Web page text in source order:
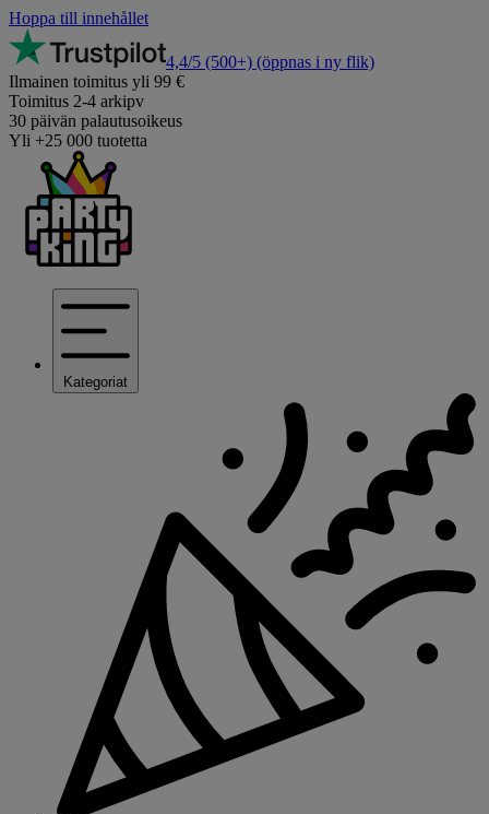
Hoppa till innehållet
4,4/5 (500+) (öppnas i ny flik)
Ilmainen toimitus yli 99 €
Toimitus 2-4 arkipv
30 päivän palautusoikeus
Yli +25 000 tuotetta
Kategoriat